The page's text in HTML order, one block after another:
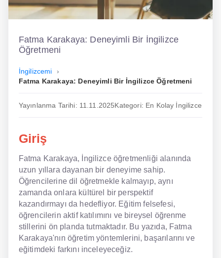
İngilizce
Dil Eğitimi
En Hızlı İngilizce
En Uygun İngilizce
Hipnozla İngilizce
Hızlı İngilizce
İngilizce Kursu Yorum
İngilizce Kursu
NLP İngilizce
Fatma Karakaya: Deneyimli Bir İngilizce
Öğretmeni
İngilizcemi
Fatma Karakaya: Deneyimli Bir İngilizce Öğretmeni
Yayınlanma Tarihi: 11.11.2025Kategori: En Kolay İngilizce
Giriş
Fatma Karakaya, İngilizce öğretmenliği alanında
uzun yıllara dayanan bir deneyime sahip.
Öğrencilerine dil öğretmekle kalmayıp, aynı
zamanda onlara kültürel bir perspektif
kazandırmayı da hedefliyor. Eğitim felsefesi,
öğrencilerin aktif katılımını ve bireysel öğrenme
stillerini ön planda tutmaktadır. Bu yazıda, Fatma
Karakaya'nın öğretim yöntemlerini, başarılarını ve
eğitimdeki farkını inceleyeceğiz.